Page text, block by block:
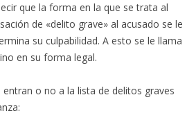
que la forma en la que se trata al
de «delito grave» al acusado se le
su culpabilidad. A esto se le llama
en su forma legal.
o no a la lista de delitos graves